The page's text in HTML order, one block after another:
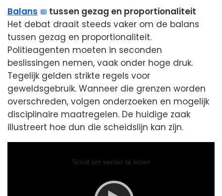
Balans
tussen gezag en proportionaliteit
Het debat draait steeds vaker om de balans
tussen gezag en proportionaliteit.
Politieagenten moeten in seconden
beslissingen nemen, vaak onder hoge druk.
Tegelijk gelden strikte regels voor
geweldsgebruik. Wanneer die grenzen worden
overschreden, volgen onderzoeken en mogelijk
disciplinaire maatregelen. De huidige zaak
illustreert hoe dun die scheidslijn kan zijn.
Scroll om verder te lezen